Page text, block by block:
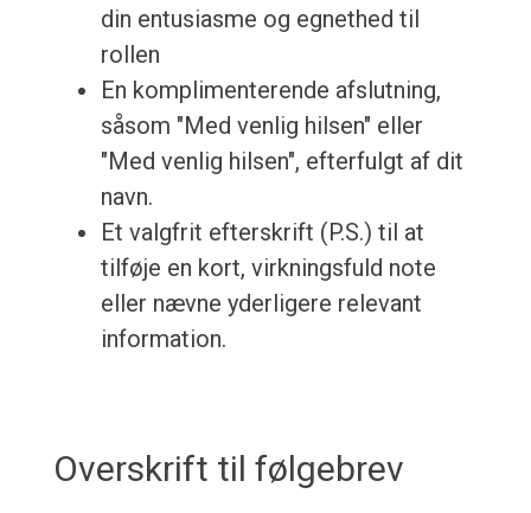
din entusiasme og egnethed til
rollen
En komplimenterende afslutning,
såsom "Med venlig hilsen" eller
"Med venlig hilsen", efterfulgt af dit
navn.
Et valgfrit efterskrift (P.S.) til at
tilføje en kort, virkningsfuld note
eller nævne yderligere relevant
information.
Overskrift til følgebrev